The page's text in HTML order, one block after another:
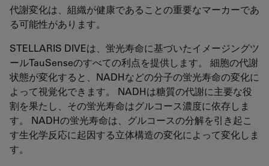
代謝変化は、組織が健康であることの重要なマーカーであ
る可能性があります。
STELLARIS DIVEは、蛍光寿命に基づいたイメージングツ
ールTauSenseのすべての利点を提供します。 細胞の代謝
状態が変化すると、NADHなどの分子の蛍光寿命の変化に
よって視覚化できます。 NADHは糖質の代謝に主要な役
割を果たし、その蛍光寿命はグルコース濃度に依存しま
す。 NADHの蛍光寿命は、グルコースの分解を引き起こ
す生化学反応に起因する立体構造の変化によって変化しま
す。